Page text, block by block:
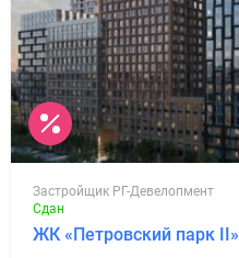
Застройщик РГ-Девелопмент
Сдан
ЖК «Петровский парк II»